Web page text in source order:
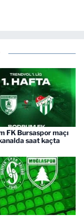
FK Bursaspor maçı
saat kaçta